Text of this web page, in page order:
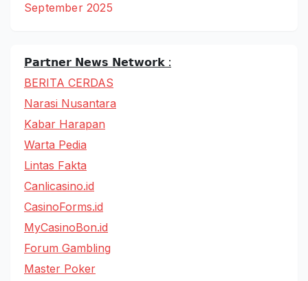
September 2025
𝗣𝗮𝗿𝘁𝗻𝗲𝗿 𝗡𝗲𝘄𝘀 𝗡𝗲𝘁𝘄𝗼𝗿𝗸 :
BERITA CERDAS
Narasi Nusantara
Kabar Harapan
Warta Pedia
Lintas Fakta
Canlicasino.id
CasinoForms.id
MyCasinoBon.id
Forum Gambling
Master Poker